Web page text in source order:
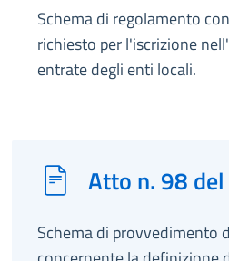
Schema di regolamento
richiesto per l'iscrizione
entrate degli enti locali.
Atto n. 98
Schema di provvedimento